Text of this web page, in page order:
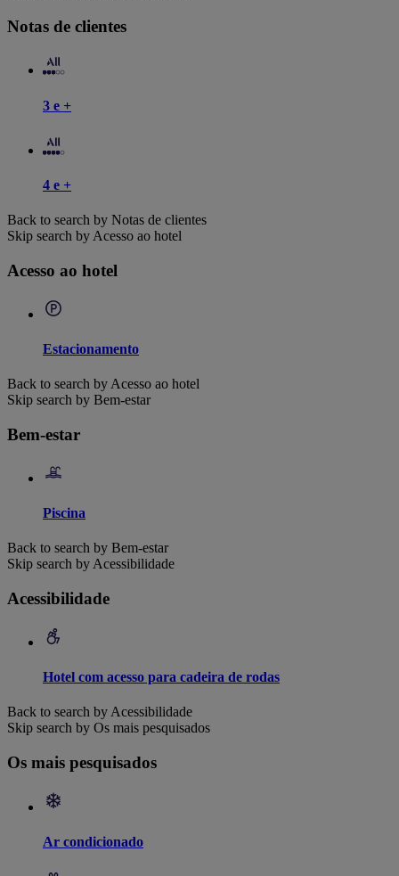
Notas de clientes
3 e +
4 e +
Back to search by Notas de clientes
Skip search by Acesso ao hotel
Acesso ao hotel
Estacionamento
Back to search by Acesso ao hotel
Skip search by Bem-estar
Bem-estar
Piscina
Back to search by Bem-estar
Skip search by Acessibilidade
Acessibilidade
Hotel com acesso para cadeira de rodas
Back to search by Acessibilidade
Skip search by Os mais pesquisados
Os mais pesquisados
Ar condicionado